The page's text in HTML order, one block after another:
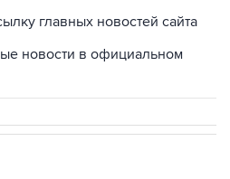
главных новостей сайта
новости в официальном